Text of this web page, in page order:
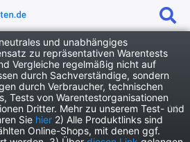
und unabhängiges
zu repräsentativen Warentests
Vergleiche regelmäßig nicht auf
durch Sachverständige, sondern
durch Verbraucher, technischen
Tests von Warentestorganisationen
Dritter. Mehr zu unserem Test- und
Sie hier 2) Alle Produktlinks sind
Online-Shops, mit denen ggf.
Dienstleistung News
in Deutschland